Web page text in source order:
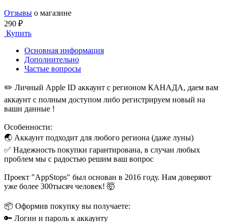
Отзывы о магазине
290 ₽
Купить
Основная информация
Дополнительно
Частые вопросы
✏️ Личный Apple ID аккаунт с регионом КАНАДА, даем вам
аккаунт с полным доступом либо регистрируем новый на
ваши данные !
Особенности:
🌏 Аккаунт подходит для любого региона (даже луны)
✅ Надежность покупки гарантирована, в случаи любых
проблем мы с радостью решим ваш вопрос
Проект "AppStops" был основан в 2016 году. Нам доверяют
уже более 300тысяч человек! 🤯
📦 Оформив покупку вы получаете:
🔑 Логин и пароль к аккаунту